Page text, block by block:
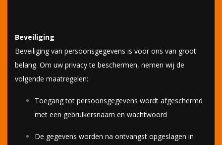
Beveiliging
Beveiliging van persoonsgegevens is voor ons van groot
belang. Om uw privacy te beschermen, nemen wij de
volgende maatregelen:
Toegang tot persoonsgegevens wordt afgeschermd
met een gebruikersnaam en wachtwoord
De gegevens worden na ontvangst opgeslagen in